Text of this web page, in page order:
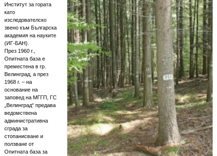
Институт за гората
като
изследователско
звено към Българска
академия на науките
(ИГ-БАН).
През 1960 г.,
Опитната база е
преместена в гр.
Велинград, а през
1968 г. – на
основание на
заповед на МГГП, ГС
„Велинград“ предава
ведомствена
административна
сграда за
стопанисване и
ползване от
Опитната база за